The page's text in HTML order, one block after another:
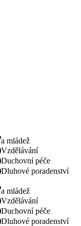
a mládež
Vzdělávání
Duchovní péče
Dluhové poradenství
a mládež
Vzdělávání
Duchovní péče
Dluhové poradenství